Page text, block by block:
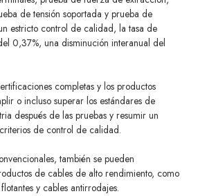
de tensión soportada y prueba de
estricto control de calidad, la tasa de
0,37%, una disminución interanual del
completas y los productos
o incluso superar los estándares de
después de las pruebas y resumir un
de control de calidad.
también se pueden
de cables de alto rendimiento, como
y cables antirrodajes.